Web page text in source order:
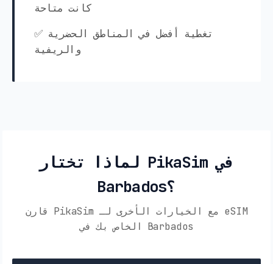
كانت متاحة
✅ تغطية أفضل في المناطق الحضرية
والريفية
لماذا تختار PikaSim في
Barbados؟
قارن PikaSim مع الخيارات الأخرى لـ eSIM
الخاص بك في Barbados